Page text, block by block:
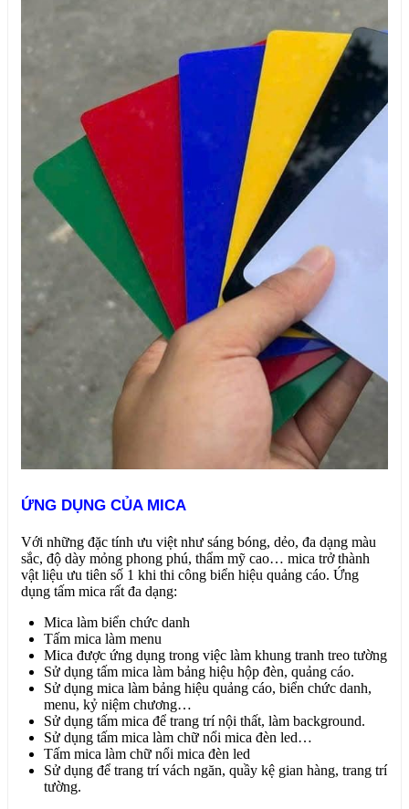
ỨNG DỤNG CỦA MICA
Với những đặc tính ưu việt như sáng bóng, dẻo, đa dạng màu
sắc, độ dày mỏng phong phú, thẩm mỹ cao… mica trở thành
vật liệu ưu tiên số 1 khi thi công biển hiệu quảng cáo. Ứng
dụng tấm mica rất đa dạng:
Mica làm biển chức danh
Tấm mica làm menu
Mica được ứng dụng trong việc làm khung tranh treo tường
Sử dụng tấm mica làm bảng hiệu hộp đèn, quảng cáo.
Sử dụng mica làm bảng hiệu quảng cáo, biển chức danh,
menu, kỷ niệm chương…
Sử dụng tấm mica để trang trí nội thất, làm background.
Sử dụng tấm mica làm chữ nổi mica đèn led…
Tấm mica làm chữ nổi mica đèn led
Sử dụng để trang trí vách ngăn, quầy kệ gian hàng, trang trí
tường.